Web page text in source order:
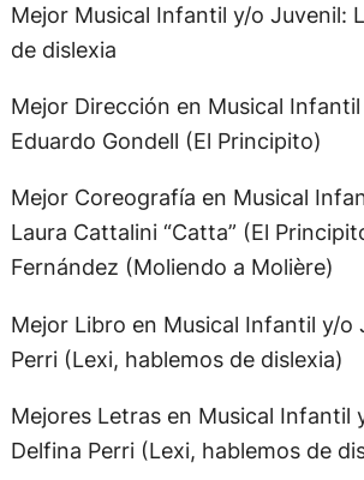
Mejor Musical Infantil y/o Juvenil:
de dislexia
Mejor Dirección en Musical
Eduardo Gondell (El Principito)
Mejor Coreografía en Musical
Laura Cattalini “Catta” (El
Fernández (Moliendo a Molière)
Mejor Libro en Musical Infantil y/o
Perri (Lexi, hablemos de dislexia)
Mejores Letras en Musical Infantil
Delfina Perri (Lexi, hablemos de